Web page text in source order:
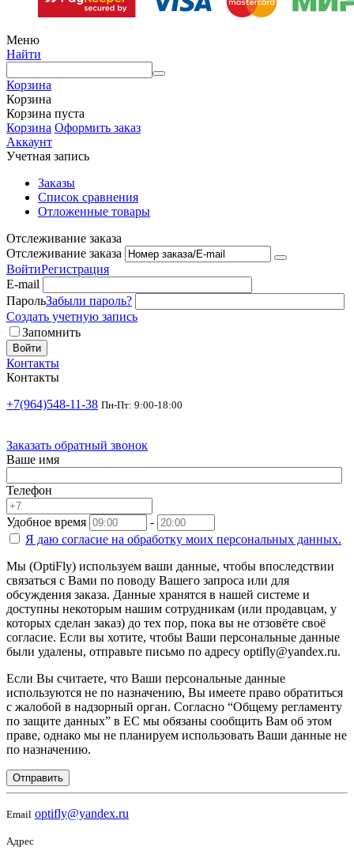
Меню
Найти
Корзина
Корзина
Корзина пуста
Корзина Оформить заказ
Аккаунт
Учетная запись
Заказы
Список сравнения
Отложенные товары
Отслеживание заказа
Отслеживание заказа
ВойтиРегистрация
E-mail
ПарольЗабыли пароль?
Создать учетную запись
Запомнить
Войти
Контакты
Контакты
+7(964)548-11-38 Пн-Пт: 9:00-18:00
Заказать обратный звонок
Ваше имя
Телефон
Удобное время
-
Я даю согласие на обработку моих персональных данных.
Мы (OptiFly) используем ваши данные, чтобы впоследствии
связаться с Вами по поводу Вашего запроса или для
обсуждения заказа. Данные хранятся в нашей системе и
доступны некоторым нашим сотрудникам (или продавцам, у
которых сделан заказ) до тех пор, пока вы не отзовёте своё
согласие. Если вы хотите, чтобы Ваши персональные данные
были удалены, отправьте письмо по адресу optifly@yandex.ru.
Если Вы считаете, что Ваши персональные данные
используются не по назначению, Вы имеете право обратиться
с жалобой в надзорный орган. Согласно “Общему регламенту
по защите данных” в ЕС мы обязаны сообщить Вам об этом
праве, однако мы не планируем использовать Ваши данные не
по назначению.
Отправить
Email optifly@yandex.ru
Адрес